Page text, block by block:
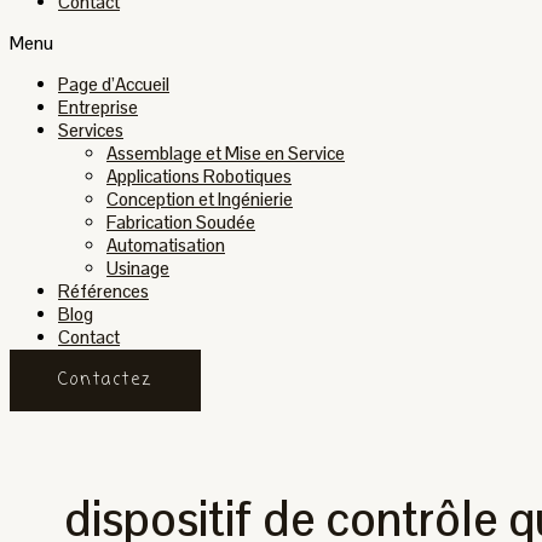
Menu
Page d’Accueil
Entreprise
Services
Assemblage et Mise en Service
Applications Robotiques
Conception et Ingénierie
Fabrication Soudée
Automatisation
Usinage
Références
Blog
Contact
Contactez
dispositif de contrôle